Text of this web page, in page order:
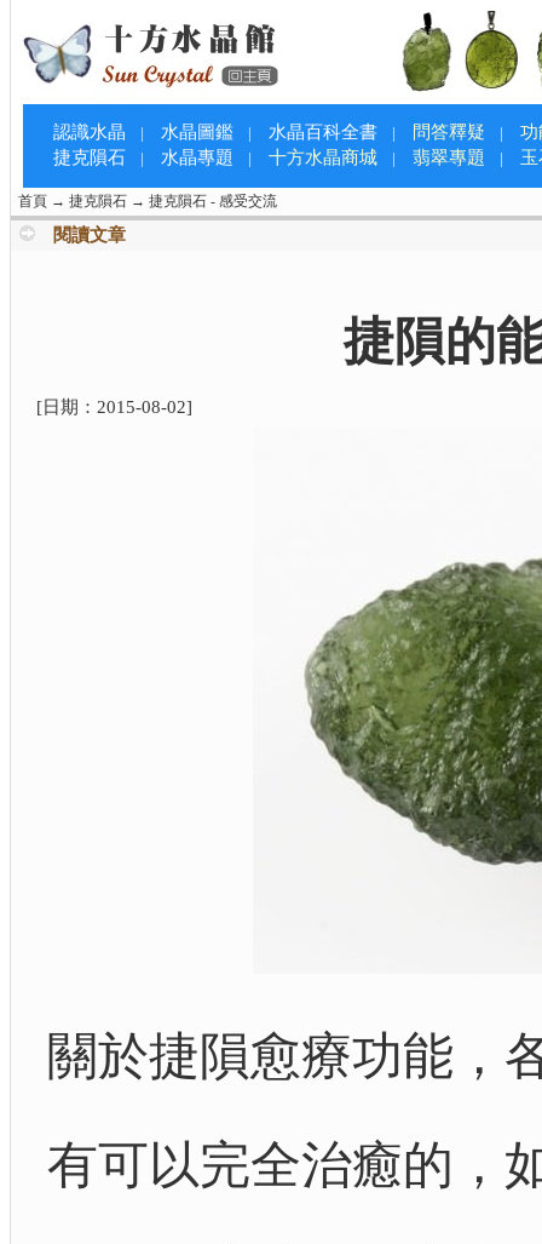
認識水晶 | 水晶圖鑑 | 水晶百科全書 | 問答釋疑 |
功
捷克隕石
| 水晶專題 | 十方水晶商城 | 翡翠專題 |
首頁 → 捷克隕石 → 捷克隕石 - 感受交流
閱讀文章
捷隕的
[日期： 2015-08-02]
關於捷隕愈療功能，
有可以完全治癒的，